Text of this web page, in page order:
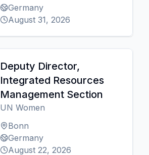
Germany
August 31, 2026
Deputy Director,
Integrated Resources
Management Section
UN Women
Bonn
Germany
August 22, 2026